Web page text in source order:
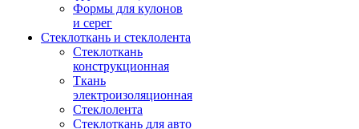
Формы для кулонов
и серег
Стеклоткань и стеклолента
Стеклоткань
конструкционная
Ткань
электроизоляционная
Стеклолента
Стеклоткань для авто